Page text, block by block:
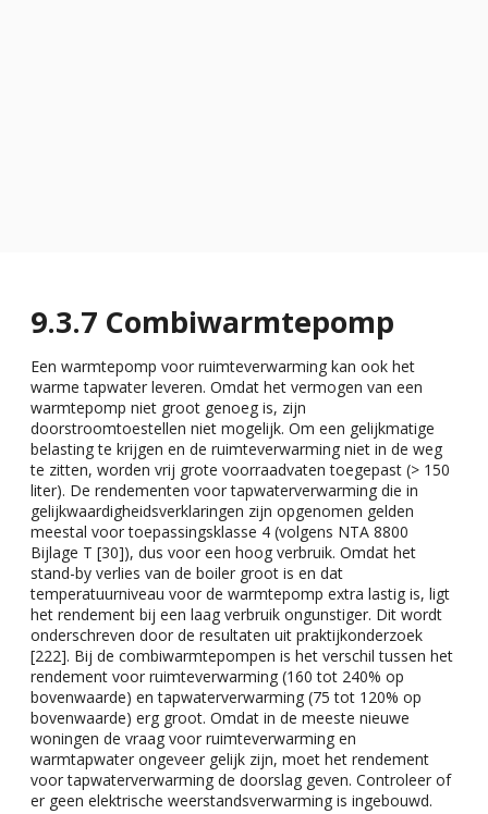
9.3.7 Combiwarmtepomp
Een warmtepomp voor ruimteverwarming kan ook het
warme tapwater leveren. Omdat het vermogen van een
warmtepomp niet groot genoeg is, zijn
doorstroomtoestellen niet mogelijk. Om een gelijkmatige
belasting te krijgen en de ruimteverwarming niet in de weg
te zitten, worden vrij grote voorraadvaten toegepast (> 150
liter). De rendementen voor tapwaterverwarming die in
gelijkwaardigheidsverklaringen zijn opgenomen gelden
meestal voor toepassingsklasse 4 (volgens NTA 8800
Bijlage T [30]), dus voor een hoog verbruik. Omdat het
stand-by verlies van de boiler groot is en dat
temperatuurniveau voor de warmtepomp extra lastig is, ligt
het rendement bij een laag verbruik ongunstiger. Dit wordt
onderschreven door de resultaten uit praktijkonderzoek
[222]. Bij de combiwarmtepompen is het verschil tussen het
rendement voor ruimteverwarming (160 tot 240% op
bovenwaarde) en tapwaterverwarming (75 tot 120% op
bovenwaarde) erg groot. Omdat in de meeste nieuwe
woningen de vraag voor ruimteverwarming en
warmtapwater ongeveer gelijk zijn, moet het rendement
voor tapwaterverwarming de doorslag geven. Controleer of
er geen elektrische weerstandsverwarming is ingebouwd.